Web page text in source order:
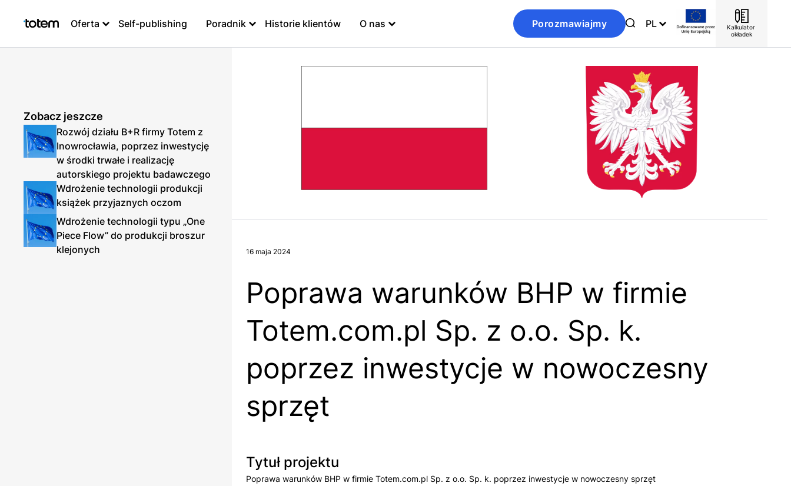
Oferta Self-publishing Poradnik Historie klientów O nas Porozmawiajmy PL
Kalkulator
okładek
Zobacz jeszcze
Rozwój działu B+R firmy Totem z
Inowrocławia, poprzez inwestycję
w środki trwałe i realizację
autorskiego projektu badawczego
Wdrożenie technologii produkcji
książek przyjaznych oczom
Wdrożenie technologii typu „One
Piece Flow” do produkcji broszur
klejonych
16 maja 2024
Poprawa warunków BHP w firmie
Totem.com.pl Sp. z o.o. Sp. k.
poprzez inwestycje w nowoczesny
sprzęt
Tytuł projektu
Poprawa warunków BHP w firmie Totem.com.pl Sp. z o.o. Sp. k. poprzez inwestycje w nowoczesny sprzęt